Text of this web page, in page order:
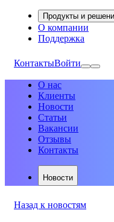
Продукты и
О компании
Поддержка
КонтактыВойти
О нас
Клиенты
Новости
Статьи
Вакансии
Отзывы
Контакты
Новости
Назад к новостям